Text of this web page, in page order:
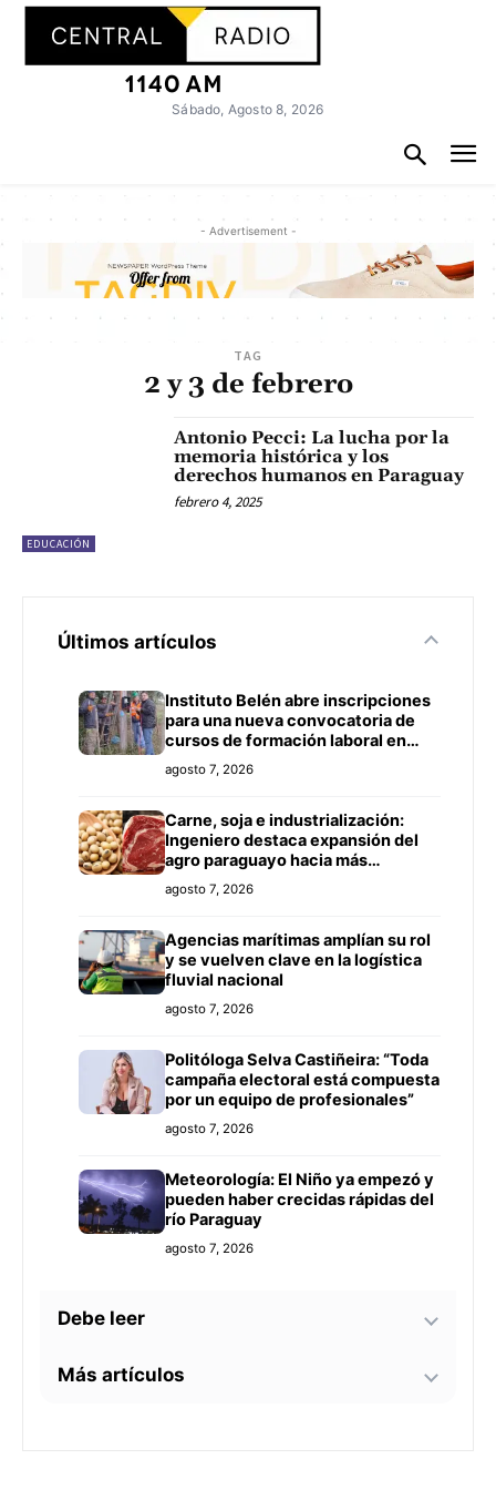
Sábado, Agosto 8, 2026
- Advertisement -
TAG
2 y 3 de febrero
EDUCACIÓN
Antonio Pecci: La lucha por la
memoria histórica y los
derechos humanos en Paraguay
febrero 4, 2025
Últimos artículos
Instituto Belén abre inscripciones
para una nueva convocatoria de
cursos de formación laboral en
Concepción
agosto 7, 2026
Carne, soja e industrialización:
Ingeniero destaca expansión del
agro paraguayo hacia más
mercados
agosto 7, 2026
Agencias marítimas amplían su rol
y se vuelven clave en la logística
fluvial nacional
agosto 7, 2026
Politóloga Selva Castiñeira: “Toda
campaña electoral está compuesta
por un equipo de profesionales”
agosto 7, 2026
Meteorología: El Niño ya empezó y
pueden haber crecidas rápidas del
río Paraguay
agosto 7, 2026
Debe leer
Tecnología y BIM ganan terreno en
Más artículos